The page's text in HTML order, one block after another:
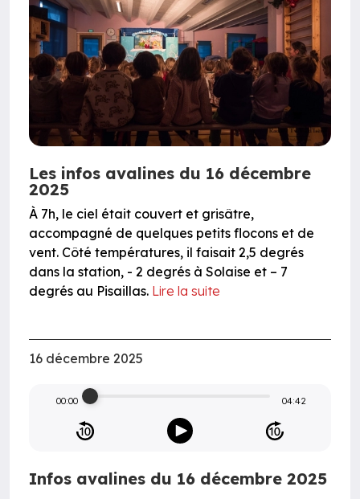
Les infos avalines du 16 décembre
2025
À 7h, le ciel était couvert et grisâtre,
accompagné de quelques petits flocons et de
vent. Côté températures, il faisait 2,5 degrés
dans la station, - 2 degrés à Solaise et – 7
degrés au Pisaillas. Lire la suite
16 décembre 2025
00:00 04:42
Infos avalines du 16 décembre 2025